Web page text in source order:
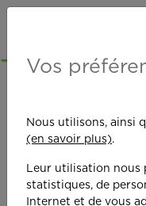
Vos
Nous utilisons, ainsi
(en savoir plus).
Leur utilisation nous
statistiques, de
Internet et de vous